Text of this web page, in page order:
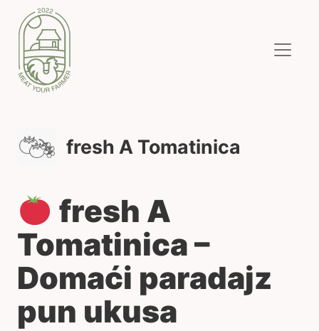
fresh A Tomatinica
fresh A
Tomatinica –
Domaći paradajz
pun ukusa